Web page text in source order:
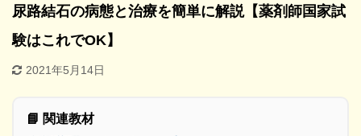
尿路結石の病態と治療を簡単に解説【薬剤師国家試
験はこれでOK】
2021年5月14日
📘 関連教材